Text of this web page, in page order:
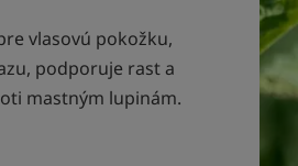
vlasovú pokožku,
podporuje rast a
mastným lupinám.